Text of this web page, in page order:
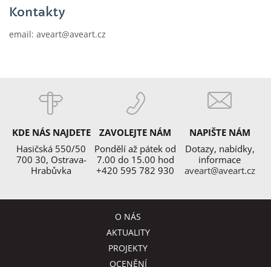
Kontakty
email: aveart@aveart.cz
KDE NÁS NAJDETE
Hasičská 550/50
700 30, Ostrava-
Hrabůvka
ZAVOLEJTE NÁM
Pondělí až pátek od
7.00 do 15.00 hod
+420 595 782 930
NAPIŠTE NÁM
Dotazy, nabídky,
informace
aveart@aveart.cz
O NÁS
AKTUALITY
PROJEKTY
OCENĚNÍ